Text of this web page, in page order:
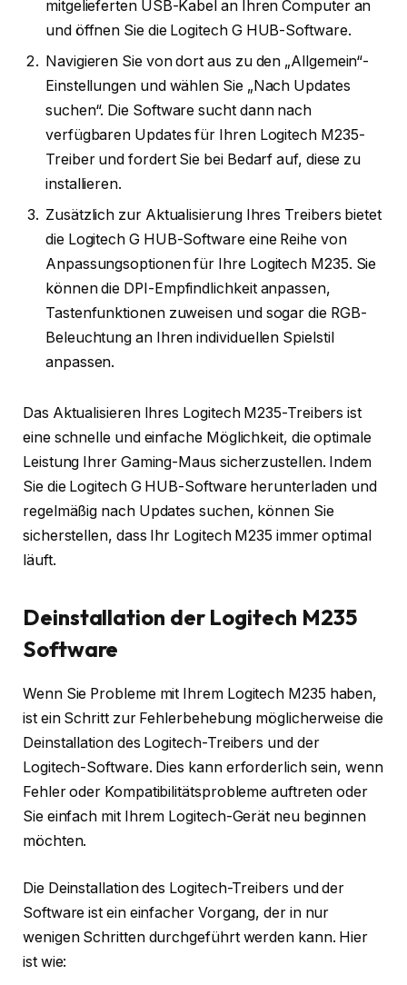
mitgelieferten USB-Kabel an Ihren Computer an
und öffnen Sie die Logitech G HUB-Software.
Navigieren Sie von dort aus zu den „Allgemein“-
Einstellungen und wählen Sie „Nach Updates
suchen“. Die Software sucht dann nach
verfügbaren Updates für Ihren Logitech M235-
Treiber und fordert Sie bei Bedarf auf, diese zu
installieren.
Zusätzlich zur Aktualisierung Ihres Treibers bietet
die Logitech G HUB-Software eine Reihe von
Anpassungsoptionen für Ihre Logitech M235. Sie
können die DPI-Empfindlichkeit anpassen,
Tastenfunktionen zuweisen und sogar die RGB-
Beleuchtung an Ihren individuellen Spielstil
anpassen.
Das Aktualisieren Ihres Logitech M235-Treibers ist
eine schnelle und einfache Möglichkeit, die optimale
Leistung Ihrer Gaming-Maus sicherzustellen. Indem
Sie die Logitech G HUB-Software herunterladen und
regelmäßig nach Updates suchen, können Sie
sicherstellen, dass Ihr Logitech M235 immer optimal
läuft.
Deinstallation der Logitech M235
Software
Wenn Sie Probleme mit Ihrem Logitech M235 haben,
ist ein Schritt zur Fehlerbehebung möglicherweise die
Deinstallation des Logitech-Treibers und der
Logitech-Software. Dies kann erforderlich sein, wenn
Fehler oder Kompatibilitätsprobleme auftreten oder
Sie einfach mit Ihrem Logitech-Gerät neu beginnen
möchten.
Die Deinstallation des Logitech-Treibers und der
Software ist ein einfacher Vorgang, der in nur
wenigen Schritten durchgeführt werden kann. Hier
ist wie: